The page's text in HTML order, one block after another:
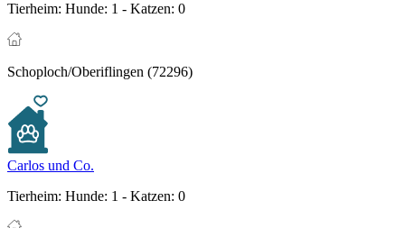
Tierheim: Hunde: 1 - Katzen: 0
Schoploch/Oberiflingen (72296)
Carlos und Co.
Tierheim: Hunde: 1 - Katzen: 0